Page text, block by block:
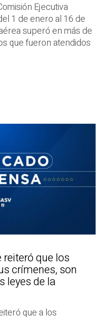
Ejecutiva
1 de enero al 16 de
superó en más de
que fueron atendidos
reiteró que los
crímenes, son
leyes de la
que a los